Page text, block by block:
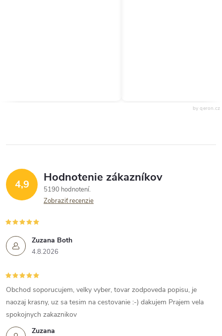
by qeron.cz
4,9 Hodnotenie zákazníkov
5190 hodnotení
Zobraziť recenzie
Zuzana Both
4.8.2026
Zuzana
Obchod soporucujem, velky vyber, tovar zodpoveda popisu, je
naozaj krasny, uz sa tesim na cestovanie :-) dakujem Prajem vela
spokojnych zakaznikov